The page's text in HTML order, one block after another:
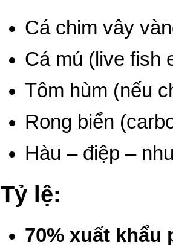
Cá chim vây
Cá mú (live fish
Tôm hùm (nếu
Rong biển
Hàu – điệp –
Tỷ lệ:
70% xuất khẩu